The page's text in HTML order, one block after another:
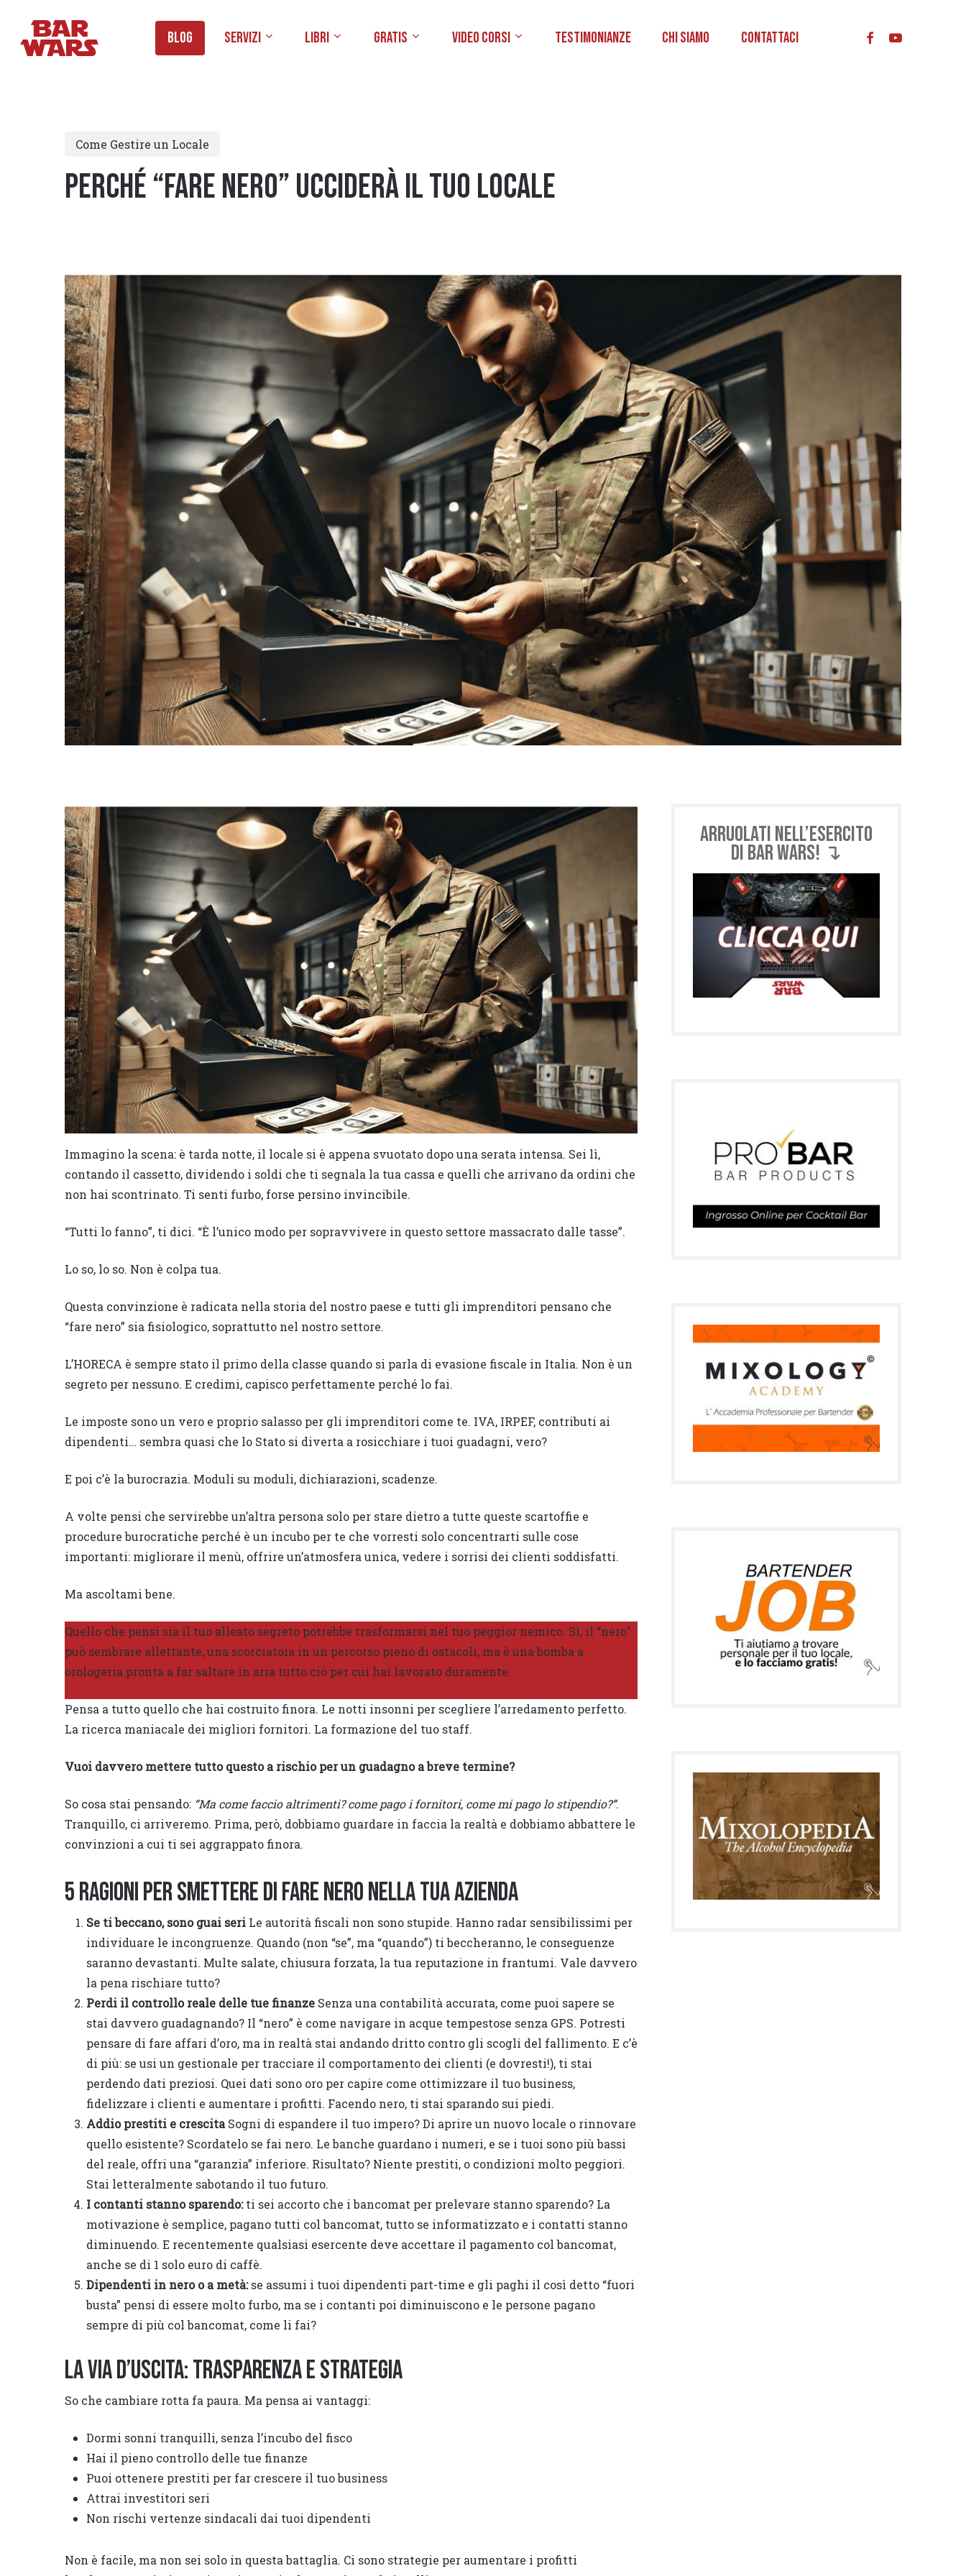
main
Blog Servizi Libri Gratis Video Corsi Testimonianze Chi Siamo Contattaci
Come Gestire un Locale
Perché “fare nero” ucciderà il tuo locale
Immagino la scena: è tarda notte, il locale si è appena svuotato dopo una serata intensa. Sei lì,
contando il cassetto, dividendo i soldi che ti segnala la tua cassa e quelli che arrivano da ordini che
non hai scontrinato. Ti senti furbo, forse persino invincibile.
“Tutti lo fanno”, ti dici. “È l’unico modo per sopravvivere in questo settore massacrato dalle tasse”.
Lo so, lo so. Non è colpa tua.
Questa convinzione è radicata nella storia del nostro paese e tutti gli imprenditori pensano che
“fare nero” sia fisiologico, soprattutto nel nostro settore.
L’HORECA è sempre stato il primo della classe quando si parla di evasione fiscale in Italia. Non è un
segreto per nessuno. E credimi, capisco perfettamente perché lo fai.
Le imposte sono un vero e proprio salasso per gli imprenditori come te. IVA, IRPEF, contributi ai
dipendenti… sembra quasi che lo Stato si diverta a rosicchiare i tuoi guadagni, vero?
E poi c’è la burocrazia. Moduli su moduli, dichiarazioni, scadenze.
A volte pensi che servirebbe un’altra persona solo per stare dietro a tutte queste scartoffie e
procedure burocratiche perché è un incubo per te che vorresti solo concentrarti sulle cose
importanti: migliorare il menù, offrire un’atmosfera unica, vedere i sorrisi dei clienti soddisfatti.
Ma ascoltami bene.
Quello che pensi sia il tuo alleato segreto potrebbe trasformarsi nel tuo peggior nemico. Sì, il “nero”
può sembrare allettante, una scorciatoia in un percorso pieno di ostacoli, ma è una bomba a
orologeria pronta a far saltare in aria tutto ciò per cui hai lavorato duramente.
Pensa a tutto quello che hai costruito finora. Le notti insonni per scegliere l’arredamento perfetto.
La ricerca maniacale dei migliori fornitori. La formazione del tuo staff.
Vuoi davvero mettere tutto questo a rischio per un guadagno a breve termine?
So cosa stai pensando: “Ma come faccio altrimenti? come pago i fornitori, come mi pago lo stipendio?”.
Tranquillo, ci arriveremo. Prima, però, dobbiamo guardare in faccia la realtà e dobbiamo abbattere le
convinzioni a cui ti sei aggrappato finora.
5 ragioni per smettere di fare nero nella tua azienda
Se ti beccano, sono guai seri Le autorità fiscali non sono stupide. Hanno radar sensibilissimi per
individuare le incongruenze. Quando (non “se”, ma “quando”) ti beccheranno, le conseguenze
saranno devastanti. Multe salate, chiusura forzata, la tua reputazione in frantumi. Vale davvero
la pena rischiare tutto?
Perdi il controllo reale delle tue finanze Senza una contabilità accurata, come puoi sapere se
stai davvero guadagnando? Il “nero” è come navigare in acque tempestose senza GPS. Potresti
pensare di fare affari d’oro, ma in realtà stai andando dritto contro gli scogli del fallimento. E c’è
di più: se usi un gestionale per tracciare il comportamento dei clienti (e dovresti!), ti stai
perdendo dati preziosi. Quei dati sono oro per capire come ottimizzare il tuo business,
fidelizzare i clienti e aumentare i profitti. Facendo nero, ti stai sparando sui piedi.
Addio prestiti e crescitaSogni di espandere il tuo impero? Di aprire un nuovo locale o rinnovare
quello esistente? Scordatelo se fai nero. Le banche guardano i numeri, e se i tuoi sono più bassi
del reale, offri una “garanzia” inferiore. Risultato? Niente prestiti, o condizioni molto peggiori.
Stai letteralmente sabotando il tuo futuro.
I contanti stanno sparendo:ti sei accorto che i bancomat per prelevare stanno sparendo? La
motivazione è semplice, pagano tutti col bancomat, tutto se informatizzato e i contatti stanno
diminuendo. E recentemente qualsiasi esercente deve accettare il pagamento col bancomat,
anche se di 1 solo euro di caffè.
Dipendenti in nero o a metà:se assumi i tuoi dipendenti part-time e gli paghi il così detto “fuori
busta” pensi di essere molto furbo, ma se i contanti poi diminuiscono e le persone pagano
sempre di più col bancomat, come li fai?
La via d’uscita: trasparenza e strategia
So che cambiare rotta fa paura. Ma pensa ai vantaggi:
Dormi sonni tranquilli, senza l’incubo del fisco
Hai il pieno controllo delle tue finanze
Puoi ottenere prestiti per far crescere il tuo business
Attrai investitori seri
Non rischi vertenze sindacali dai tuoi dipendenti
Non è facile, ma non sei solo in questa battaglia. Ci sono strategie per aumentare i profitti
Arruolati nell’esercito
di BAR WARS! ↴